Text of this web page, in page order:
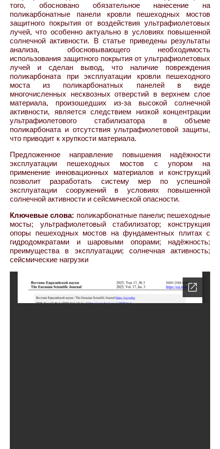
того, обосновано обязательное нанесение на
поликарбонатные панели кровли пешеходных мостов
защитного покрытия от воздействия ультрафиолетовых
лучей, что особенно актуально в условиях повышенной
солнечной активности. В статье приведены результаты
анализа, обосновывающего необходимость
использования защитного покрытия от ультрафиолетовых
лучей и сделан вывод, что наличие повреждения
поликарбоната при эксплуатации кровли пешеходного
моста из поликарбонатных панелей в виде
многочисленных несквозных отверстий в верхнем слое
материала, произошедших из-за высокой солнечной
активности, является следствием низкой концентрации
ультрафиолетового стабилизатора в объеме
поликарбоната и отсутствия ультрафиолетовой защиты,
что приводит к хрупкости материала.
Предложенное направление повышения надёжности
эксплуатации пешеходных мостов с упором на
применение инновационных материалов и конструкций
позволит разработать систему мер по успешной
эксплуатации сооружений в условиях повышенной
солнечной активности и сейсмической опасности.
Ключевые слова: поликарбонатные панели; пешеходные
мосты; ультрафиолетовый стабилизатор; конструкция
опоры пешеходных мостов на фундаментных плитах с
гидродомкратами и шаровыми опорами; надёжность;
преимущества в эксплуатации; солнечная активность;
сейсмические нагрузки